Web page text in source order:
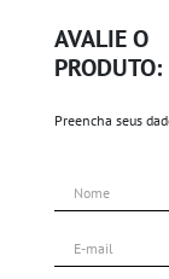
AVALIE O
PRODUTO:
Preencha seus